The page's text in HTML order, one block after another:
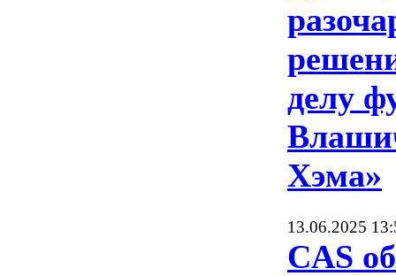
делу
Хэма»
13.06.2025
CAS